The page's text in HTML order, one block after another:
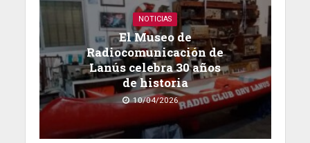
NOTICIAS
El Museo de
Radiocomunicación de
Lanús celebra 30 años
de historia
10/04/2026